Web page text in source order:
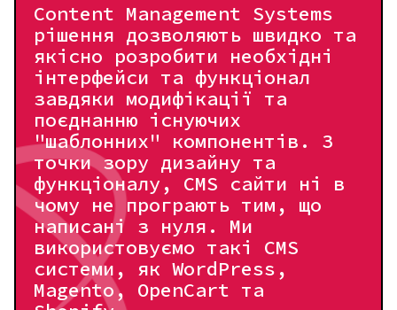
Content Management Systems
рішення дозволяють швидко та
якісно розробити необхідні
інтерфейси та функціонал
завдяки модифікації та
поєднанню існуючих
"шаблонних" компонентів. З
точки зору дизайну та
функціоналу, CMS сайти ні в
чому не програють тим, що
написані з нуля. Ми
використовуємо такі CMS
системи, як WordPress,
Magento, OpenCart та